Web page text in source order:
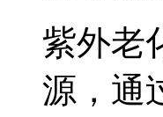
紫外老
源，通